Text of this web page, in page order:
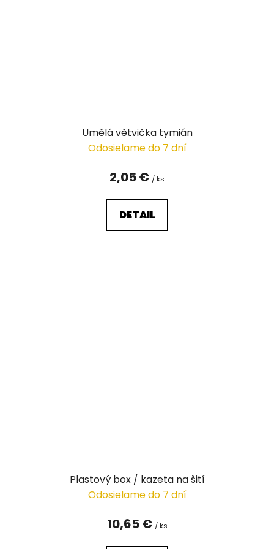
Umělá větvička tymián
Odosielame do 7 dní
2,05 € / ks
DETAIL
Plastový box / kazeta na šití
Odosielame do 7 dní
10,65 € / ks